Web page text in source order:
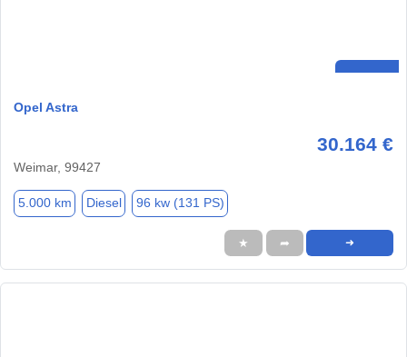
Opel Astra
30.164 €
Weimar, 99427
5.000 km Diesel 96 kw (131 PS)
★ ➦ ➜